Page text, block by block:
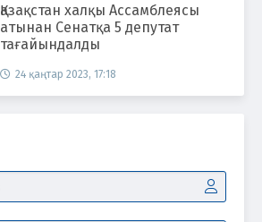
Қазақстан халқы Ассамблеясы
атынан Сенатқа 5 депутат
тағайындалды
24 қаңтар 2023, 17:18